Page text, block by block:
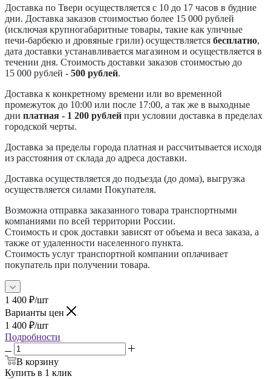
Доставка по Твери осуществляется с 10 до 17 часов в будние
дни. Доставка заказов стоимостью более 15 000 рублей
(исключая крупногабаритные товары, такие как уличные
печи-барбекю и дровяные грили) осуществляется бесплатно,
дата доставки устанавливается магазином и осуществляется в
течении дня. Стоимость доставки заказов стоимостью до
15 000 рублей - 500 рублей.
Доставка к конкретному времени или во временной
промежуток до 10:00 или после 17:00, а так же в выходные
дни платная - 1 200 рублей при условии доставка в пределах
городской черты.
Доставка за пределы города платная и рассчитывается исходя
из расстояния от склада до адреса доставки.
Доставка осуществляется до подъезда (до дома), выгрузка
осуществляется силами Покупателя.
Возможна отправка заказанного товара транспортными
компаниями по всей территории России.
Стоимость и срок доставки зависят от объема и веса заказа, а
также от удаленности населенного пункта.
Стоимость услуг транспортной компании оплачивает
покупатель при получении товара.
1 400 ₽/шт
Варианты цен
1 400 ₽/шт
Подробности
В корзину
Купить в 1 клик